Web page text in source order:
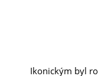
Ikonickým byl